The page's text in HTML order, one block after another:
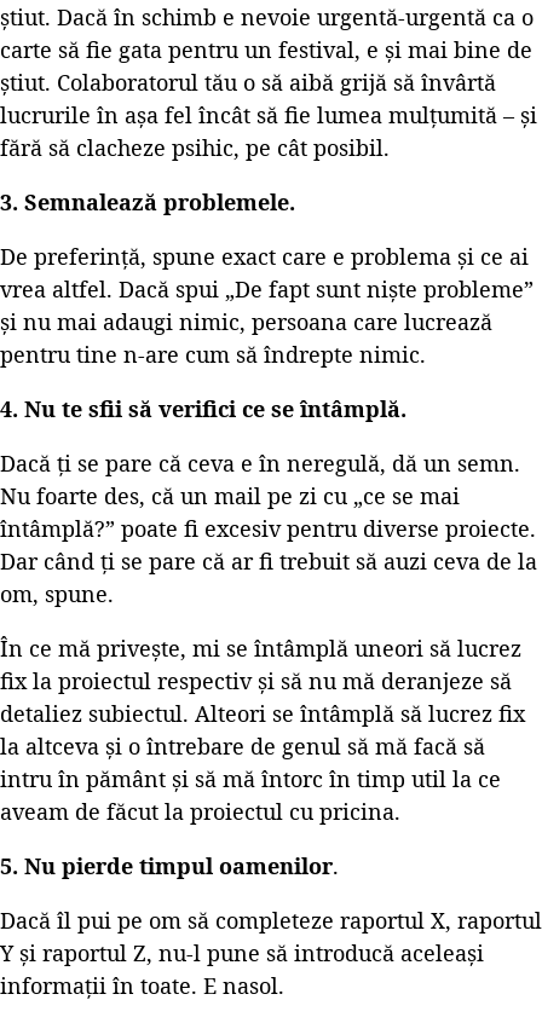
știut. Dacă în schimb e nevoie urgentă-urgentă ca o
carte să fie gata pentru un festival, e și mai bine de
știut. Colaboratorul tău o să aibă grijă să învârtă
lucrurile în așa fel încât să fie lumea mulțumită – și
fără să clacheze psihic, pe cât posibil.
3. Semnalează problemele.
De preferință, spune exact care e problema și ce ai
vrea altfel. Dacă spui „De fapt sunt niște probleme”
și nu mai adaugi nimic, persoana care lucrează
pentru tine n-are cum să îndrepte nimic.
4. Nu te sfii să verifici ce se întâmplă.
Dacă ți se pare că ceva e în neregulă, dă un semn.
Nu foarte des, că un mail pe zi cu „ce se mai
întâmplă?” poate fi excesiv pentru diverse proiecte.
Dar când ți se pare că ar fi trebuit să auzi ceva de la
om, spune.
În ce mă privește, mi se întâmplă uneori să lucrez
fix la proiectul respectiv și să nu mă deranjeze să
detaliez subiectul. Alteori se întâmplă să lucrez fix
la altceva și o întrebare de genul să mă facă să
intru în pământ și să mă întorc în timp util la ce
aveam de făcut la proiectul cu pricina.
5. Nu pierde timpul oamenilor.
Dacă îl pui pe om să completeze raportul X, raportul
Y și raportul Z, nu-l pune să introducă aceleași
informații în toate. E nasol.